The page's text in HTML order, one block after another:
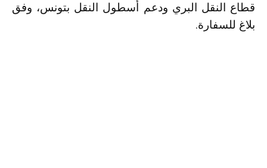
قطاع النقل البري ودعم أسطول النقل بتونس، وفق
بلاغ للسفارة.